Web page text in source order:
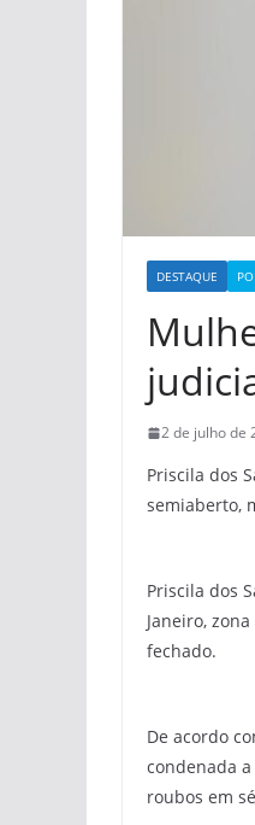
DESTAQUE
2 de julho de
Priscila dos
semiaberto,
Priscila dos
Janeiro,
fechado.
De acordo
condenada
roubos em